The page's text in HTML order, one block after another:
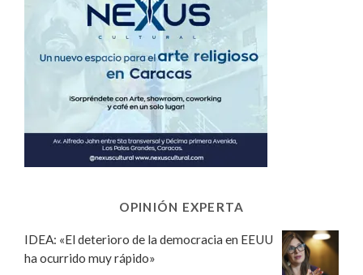
OPINIÓN EXPERTA
IDEA: «El deterioro de la democracia en EEUU
ha ocurrido muy rápido»